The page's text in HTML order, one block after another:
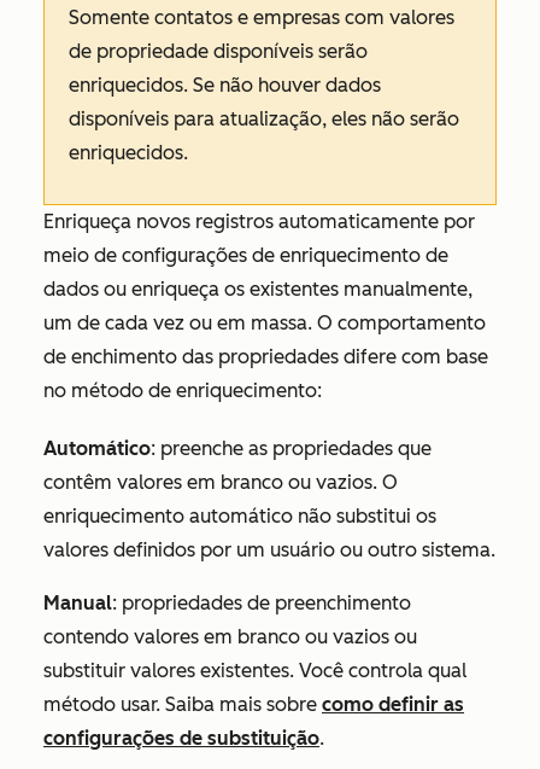
Somente contatos e empresas com valores
de propriedade disponíveis serão
enriquecidos. Se não houver dados
disponíveis para atualização, eles não serão
enriquecidos.
Enriqueça novos registros automaticamente por
meio de configurações de enriquecimento de
dados ou enriqueça os existentes manualmente,
um de cada vez ou em massa. O comportamento
de enchimento das propriedades difere com base
no método de enriquecimento:
Automático: preenche as propriedades que
contêm valores em branco ou vazios. O
enriquecimento automático não substitui os
valores definidos por um usuário ou outro sistema.
Manual: propriedades de preenchimento
contendo valores em branco ou vazios ou
substituir valores existentes. Você controla qual
método usar. Saiba mais sobre como definir as
configurações de substituição.